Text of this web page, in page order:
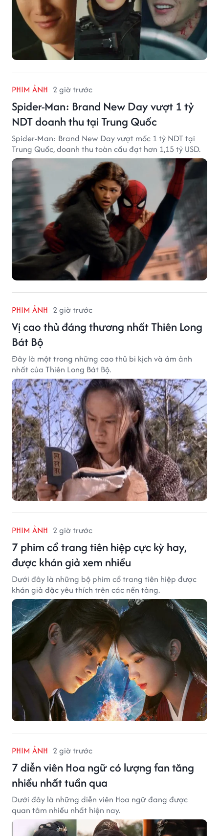
PHIM ẢNH 2 giờ trước
Spider-Man: Brand New Day vượt 1 tỷ
NDT doanh thu tại Trung Quốc
Spider-Man: Brand New Day vượt mốc 1 tỷ NDT tại
Trung Quốc, doanh thu toàn cầu đạt hơn 1,15 tỷ USD.
PHIM ẢNH 2 giờ trước
Vị cao thủ đáng thương nhất Thiên Long
Bát Bộ
Đây là một trong những cao thủ bi kịch và ám ảnh
nhất của Thiên Long Bát Bộ.
PHIM ẢNH 2 giờ trước
7 phim cổ trang tiên hiệp cực kỳ hay,
được khán giả xem nhiều
Dưới đây là những bộ phim cổ trang tiên hiệp được
khán giả đặc yêu thích trên các nền tảng.
PHIM ẢNH 2 giờ trước
7 diễn viên Hoa ngữ có lượng fan tăng
nhiều nhất tuần qua
Dưới đây là những diễn viên Hoa ngữ đang được
quan tâm nhiều nhất hiện nay.